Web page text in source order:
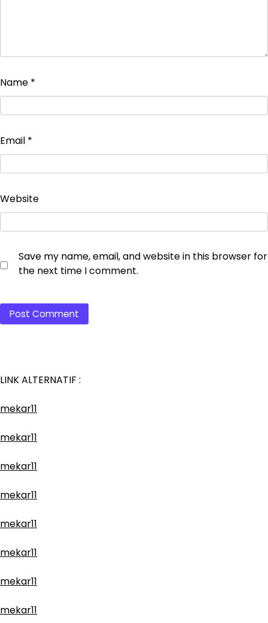
Name *
Email *
Website
Save my name, email, and website in this browser for
the next time I comment.
LINK ALTERNATIF :
mekar11
mekar11
mekar11
mekar11
mekar11
mekar11
mekar11
mekar11